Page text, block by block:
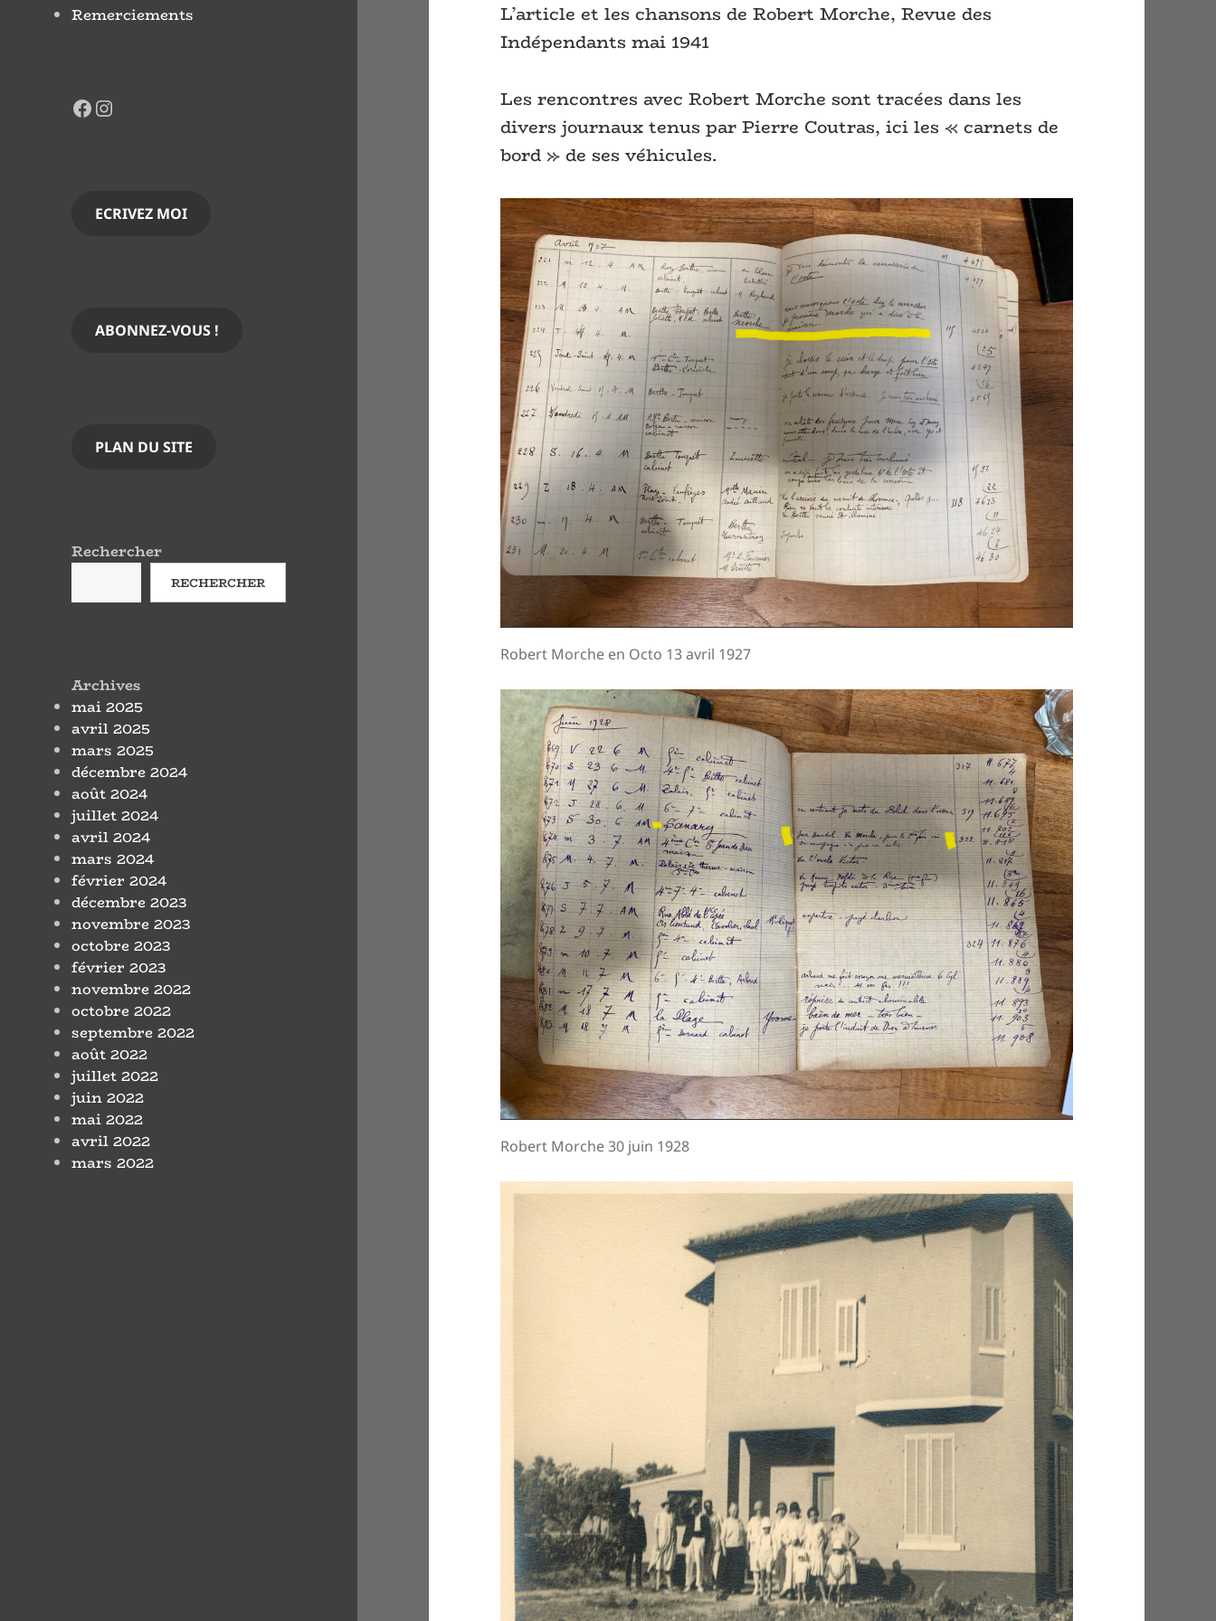
Remerciements
Facebook
Instagram
ECRIVEZ MOI
ABONNEZ-VOUS !
PLAN DU SITE
Rechercher
RECHERCHER
Archives
mai 2025
avril 2025
mars 2025
décembre 2024
août 2024
juillet 2024
avril 2024
mars 2024
février 2024
décembre 2023
novembre 2023
octobre 2023
février 2023
novembre 2022
octobre 2022
septembre 2022
août 2022
juillet 2022
juin 2022
mai 2022
avril 2022
mars 2022
L’article et les chansons de Robert Morche, Revue des
Indépendants mai 1941
Les rencontres avec Robert Morche sont tracées dans les
divers journaux tenus par Pierre Coutras, ici les « carnets de
bord » de ses véhicules.
Robert Morche en Octo 13 avril 1927
Robert Morche 30 juin 1928